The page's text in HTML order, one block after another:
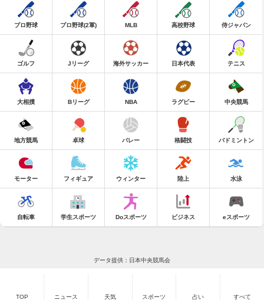
プロ野球 プロ野球(2軍) MLB 高校野球 侍ジャパン
ゴルフ Jリーグ 海外サッカー 日本代表 テニス
大相撲 Bリーグ NBA ラグビー 中央競馬
地方競馬 卓球 バレー 格闘技 バドミントン
モーター フィギュア ウィンター 陸上 水泳
自転車 学生スポーツ Doスポーツ ビジネス eスポーツ
データ提供：日本中央競馬会
TOP ニュース 天気 スポーツ 占い すべて